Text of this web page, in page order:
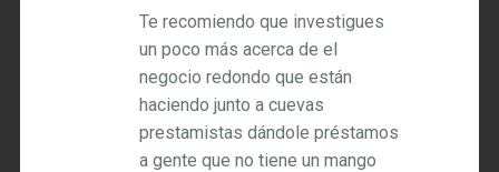
Te recomiendo que investigues
un poco más acerca de el
negocio redondo que están
haciendo junto a cuevas
prestamistas dándole préstamos
a gente que no tiene un mango